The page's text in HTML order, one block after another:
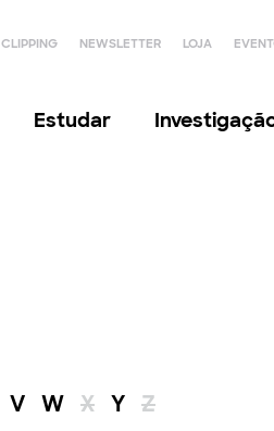
CLIPPING NEWSLETTER LOJA
Estudar
V W X Y Z